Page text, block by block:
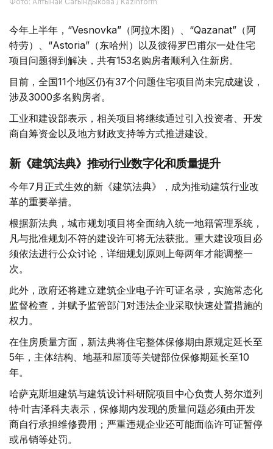
今年上半年，“Vesnovka”（阿拉木图）、“Qazanat”（阿
特劳）、“Astoria”（东哈州）以及彼得罗巴甫尔一处住宅
项目问题得到解决，共有153名购房者顺利入住新房。
目前，全国11个地区仍有37个问题住宅项目尚未完成建设，
涉及3000多名购房者。
工业和建设部表示，相关项目将继续通过引入投资者、开发
商自筹资金以及地方财政支持等方式推进建设。
新《建筑法典》推动行业数字化和质量提升
今年7月正式生效的新《建筑法典》，成为推动建筑行业改
革的重要举措。
根据新法典，城市规划项目将全面纳入统一地籍管理系统，
凡与批准规划不符的建设许可将无法获批。重大建设项目必
须依法进行公众讨论，详细规划原则上每两年才能调整一
次。
此外，政府还将建立建筑企业电子许可证名录，实施常态化
监督检查，并赋予监管部门对违法企业采取快速处置措施的
权力。
在住房质量方面，新法典将住宅整体保修期由原规定延长至
5年，主体结构、地基和屋顶等关键部位保修期延长至10
年。
哈萨克斯坦建筑与建筑设计科研院项目中心负责人努尔道列
特·叶吉泽科夫表示，保修期内发现的质量问题必须由开发
商自行承担维修费用；严重违规企业还可能面临许可证暂停
或吊销等处罚。